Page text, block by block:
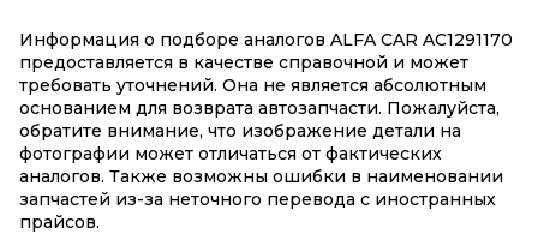
Информация о подборе аналогов ALFA CAR AC1291170
предоставляется в качестве справочной и может
требовать уточнений. Она не является абсолютным
основанием для возврата автозапчасти. Пожалуйста,
обратите внимание, что изображение детали на
фотографии может отличаться от фактических
аналогов. Также возможны ошибки в наименовании
запчастей из-за неточного перевода с иностранных
прайсов.